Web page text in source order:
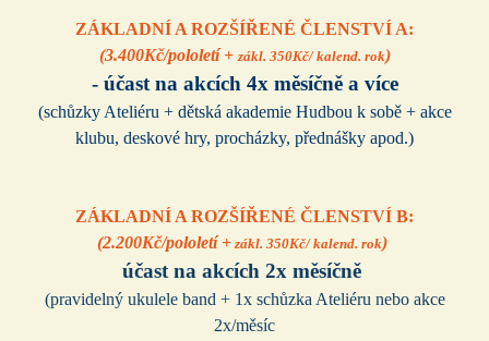
ZÁKLADNÍ A ROZŠÍŘENÉ ČLENSTVÍ A:
(3.400Kč/pololetí + zákl. 350Kč/ kalend. rok)
- účast na akcích 4x měsíčně a více
(schůzky Ateliéru + dětská akademie Hudbou k sobě + akce
klubu, deskové hry, procházky, přednášky apod.)
ZÁKLADNÍ A ROZŠÍŘENÉ ČLENSTVÍ B:
(2.200Kč/pololetí + zákl. 350Kč/ kalend. rok)
účast na akcích 2x měsíčně
(pravidelný ukulele band + 1x schůzka Ateliéru nebo akce
2x/měsíc